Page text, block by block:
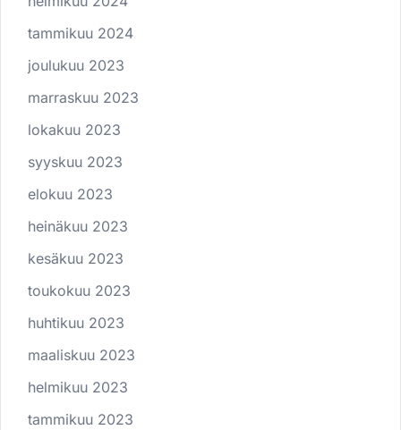
tammikuu 2024
joulukuu 2023
marraskuu 2023
lokakuu 2023
syyskuu 2023
elokuu 2023
heinäkuu 2023
kesäkuu 2023
toukokuu 2023
huhtikuu 2023
maaliskuu 2023
helmikuu 2023
tammikuu 2023